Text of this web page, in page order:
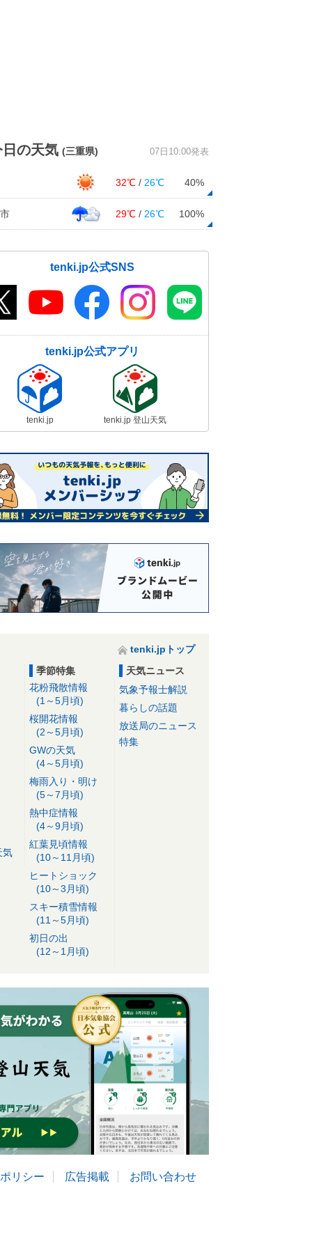
日の天気 (三重県) 07日10:00発表
32℃ / 26℃ 40%
29℃ / 26℃ 100%
tenki.jp公式SNS
tenki.jp公式アプリ
tenki.jp tenki.jp 登山天気
tenki.jpトップ
気
季節特集
花粉飛散情報
(1～5月頃)
桜開花情報
(2～5月頃)
GWの天気
(4～5月頃)
梅雨入り・明け
(5～7月頃)
熱中症情報
(4～9月頃)
紅葉見頃情報
(10～11月頃)
ヒートショック
(10～3月頃)
スキー積雪情報
(11～5月頃)
初日の出
(12～1月頃)
天気ニュース
気象予報士解説
暮らしの話題
放送局のニュース
特集
リシー 広告掲載 お問い合わせ